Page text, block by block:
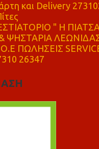
και Delivery
" Η
ΨΗΣΤΑΡΙΑ
ΠΩΛΗΣΕΙΣ
26347